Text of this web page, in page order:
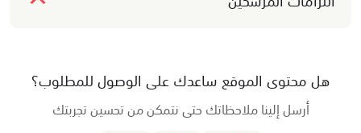
هل محتوى الموقع ساعدك على الوصول للمطلوب؟
أرسل إلينا ملاحظاتك حتى نتمكن من تحسين تجربتك